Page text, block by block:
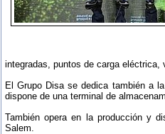
integradas, puntos de carga
El Grupo Disa se dedica también a
dispone de una terminal de
También opera en la producción y
Salem.